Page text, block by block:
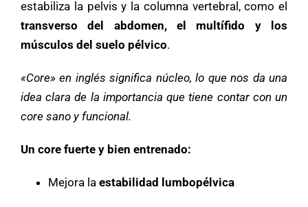
estabiliza la pelvis y la columna vertebral, como el
transverso del abdomen, el multífido y los
músculos del suelo pélvico.
«Core» en inglés significa núcleo, lo que nos da una
idea clara de la importancia que tiene contar con un
core sano y funcional.
Un core fuerte y bien entrenado:
Mejora la estabilidad lumbopélvica